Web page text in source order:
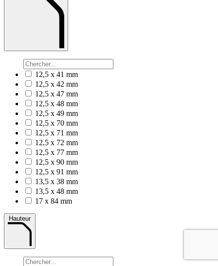
12,5 x 41 mm
12,5 x 42 mm
12,5 x 47 mm
12,5 x 48 mm
12,5 x 49 mm
12,5 x 70 mm
12,5 x 71 mm
12,5 x 72 mm
12,5 x 77 mm
12,5 x 90 mm
12,5 x 91 mm
13,5 x 38 mm
13,5 x 48 mm
17 x 84 mm
Hauteur